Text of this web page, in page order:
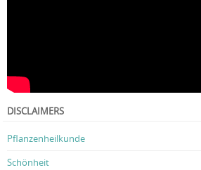
DISCLAIMERS
Pflanzenheilkunde
Schönheit